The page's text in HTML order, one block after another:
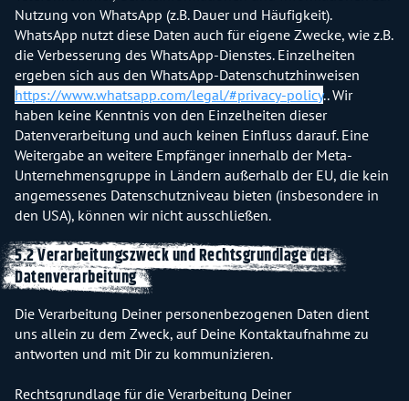
Nutzung von WhatsApp (z.B. Dauer und Häufigkeit).
WhatsApp nutzt diese Daten auch für eigene Zwecke, wie z.B.
die Verbesserung des WhatsApp-Dienstes. Einzelheiten
ergeben sich aus den WhatsApp-Datenschutzhinweisen
https://www.whatsapp.com/legal/#privacy-policy.. Wir
haben keine Kenntnis von den Einzelheiten dieser
Datenverarbeitung und auch keinen Einfluss darauf. Eine
Weitergabe an weitere Empfänger innerhalb der Meta-
Unternehmensgruppe in Ländern außerhalb der EU, die kein
angemessenes Datenschutzniveau bieten (insbesondere in
den USA), können wir nicht ausschließen.
5.2 Verarbeitungszweck und Rechtsgrundlage der
Datenverarbeitung
Die Verarbeitung Deiner personenbezogenen Daten dient
uns allein zu dem Zweck, auf Deine Kontaktaufnahme zu
antworten und mit Dir zu kommunizieren.
Rechtsgrundlage für die Verarbeitung Deiner